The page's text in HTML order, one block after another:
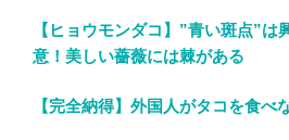
【ヒョウモンダコ】”青い斑点”は
意！美しい薔薇には棘がある
【完全納得】外国人がタコを食べ